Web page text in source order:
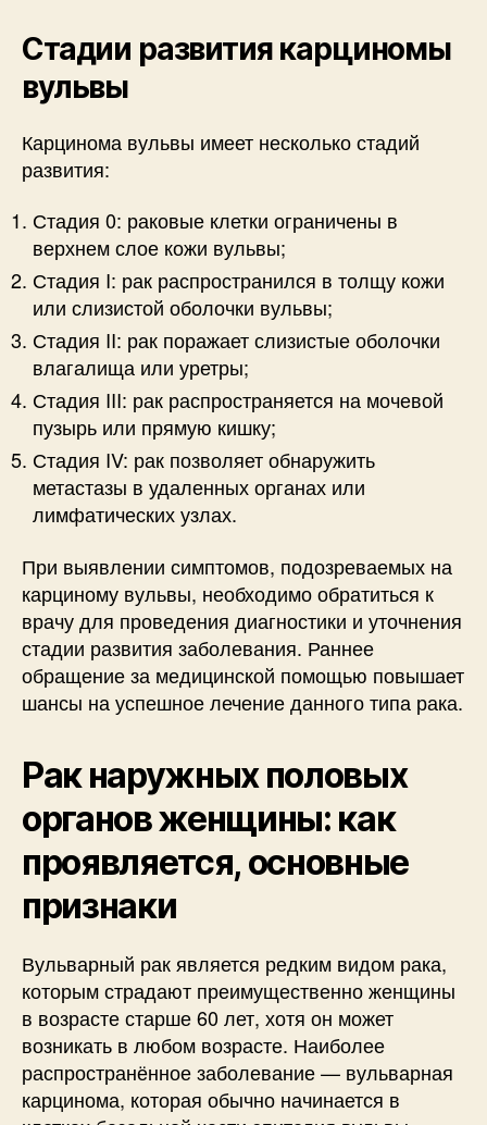
Стадии развития карциномы
вульвы
Карцинома вульвы имеет несколько стадий
развития:
Стадия 0: раковые клетки ограничены в
верхнем слое кожи вульвы;
Стадия I: рак распространился в толщу кожи
или слизистой оболочки вульвы;
Стадия II: рак поражает слизистые оболочки
влагалища или уретры;
Стадия III: рак распространяется на мочевой
пузырь или прямую кишку;
Стадия IV: рак позволяет обнаружить
метастазы в удаленных органах или
лимфатических узлах.
При выявлении симптомов, подозреваемых на
карциному вульвы, необходимо обратиться к
врачу для проведения диагностики и уточнения
стадии развития заболевания. Раннее
обращение за медицинской помощью повышает
шансы на успешное лечение данного типа рака.
Рак наружных половых
органов женщины: как
проявляется, основные
признаки
Вульварный рак является редким видом рака,
которым страдают преимущественно женщины
в возрасте старше 60 лет, хотя он может
возникать в любом возрасте. Наиболее
распространённое заболевание — вульварная
карцинома, которая обычно начинается в